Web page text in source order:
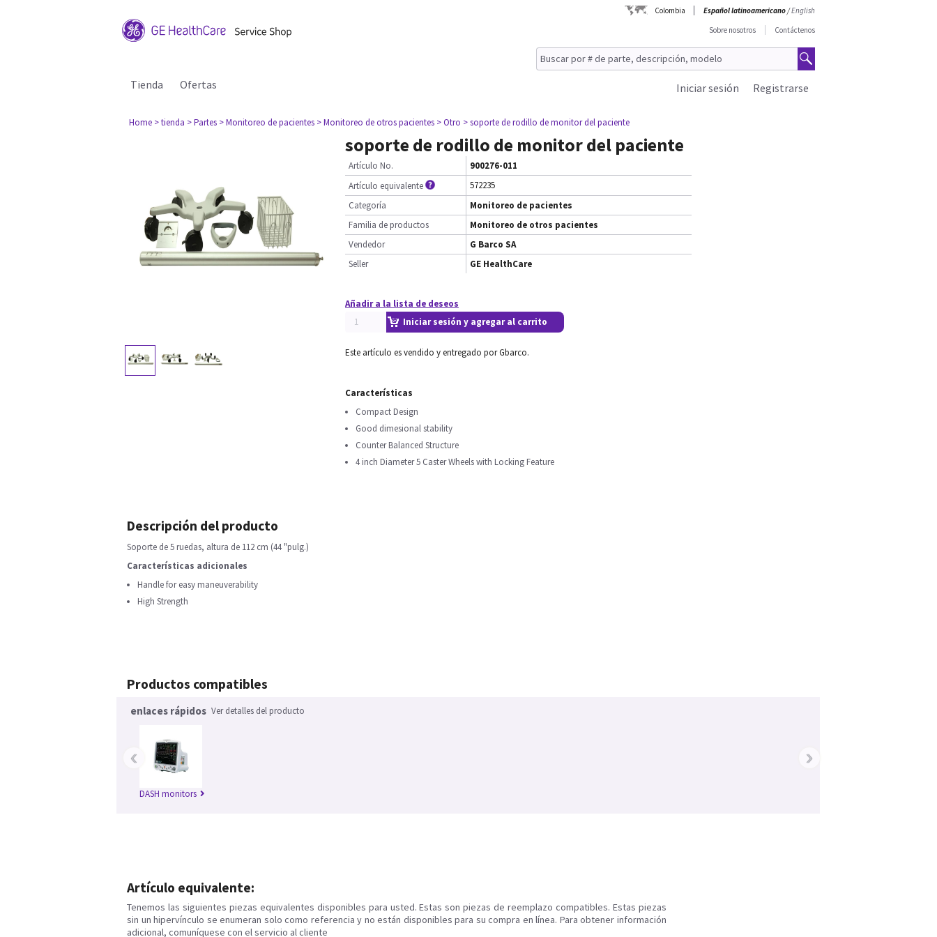
Colombia Español latinoamericano/English
Sobre nosotros
Contáctenos
Tienda Ofertas Registrarse
Iniciar sesión
Home > tienda > Partes > Monitoreo de pacientes > Monitoreo de otros pacientes > Otro > soporte de rodillo de monitor del paciente
soporte de rodillo de monitor del paciente
Artículo No.
900276-011
Artículo equivalente
572235
Categoría
Monitoreo de pacientes
Familia de productos
Monitoreo de otros pacientes
Vendedor
G Barco SA
Seller
GE HealthCare
Añadir a la lista de deseos
Iniciar sesión y agregar al carrito
Este artículo es vendido y entregado por Gbarco.
Características
Compact Design
Good dimesional stability
Counter Balanced Structure
4 inch Diameter 5 Caster Wheels with Locking Feature
Descripción del producto
Soporte de 5 ruedas, altura de 112 cm (44 "pulg.)
Características adicionales
Handle for easy maneuverability
High Strength
Productos compatibles
enlaces rápidos Ver detalles del producto
DASH monitors
‹ ›
Artículo equivalente:
Tenemos las siguientes piezas equivalentes disponibles para usted. Estas son piezas de reemplazo compatibles. Estas piezas
sin un hipervínculo se enumeran solo como referencia y no están disponibles para su compra en línea. Para obtener información
adicional, comuníquese con el servicio al cliente